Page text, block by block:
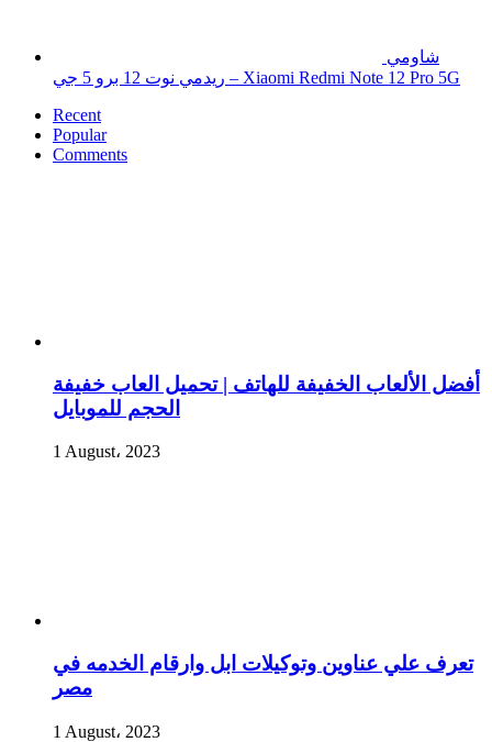
شاومي
ريدمي نوت 12 برو 5 جي – Xiaomi Redmi Note 12 Pro 5G
Recent
Popular
Comments
أفضل الألعاب الخفيفة للهاتف | تحميل العاب خفيفة
الحجم للموبايل
1 August، 2023
تعرف علي عناوين وتوكيلات ابل وارقام الخدمه في
مصر
1 August، 2023